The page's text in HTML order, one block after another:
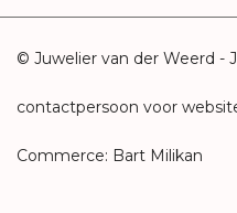
© Juwelier van der Weerd -
contactpersoon voor
Commerce: Bart Milikan